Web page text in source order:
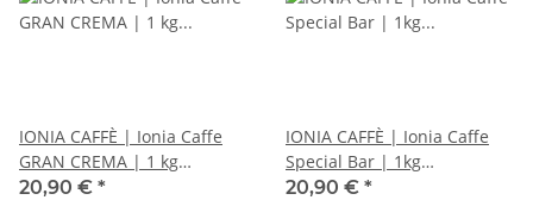
IONIA CAFFÈ | Ionia Caffe
GRAN CREMA | 1 kg
Espressobohnen
20,90 € *
IONIA CAFFÈ | Ionia Caffe
Special Bar | 1kg
Espressobohnen
20,90 € *